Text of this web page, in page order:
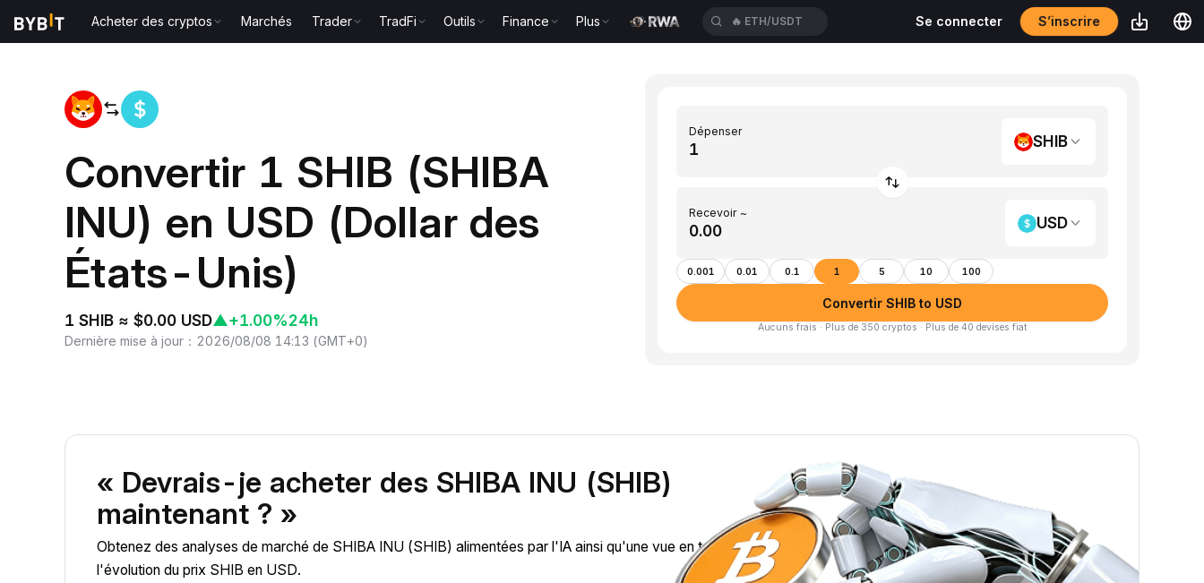
Acheter des cryptos Marchés Trader TradFi Outils Finance Plus 🔥 ETH/USDT Se connecter S’inscrire
Convertir 1 SHIB (SHIBA
INU) en USD (Dollar des
États-Unis)
1 SHIB ≈ $0.00 USD▲+1.00%24h
Dernière mise à jour ： 2026/08/08 14:13 (GMT+0)
Dépenser
SHIB
Recevoir ~
USD
0.001 0.01 0.1 1 5 10 100
Convertir SHIB to USD
Aucuns frais · Plus de 350 cryptos · Plus de 40 devises fiat
« Devrais-je acheter des SHIBA INU (SHIB)
maintenant ? »
Obtenez des analyses de marché de SHIBA INU (SHIB) alimentées par l'IA ainsi qu'une vue en temps réel de
l'évolution du prix SHIB en USD.